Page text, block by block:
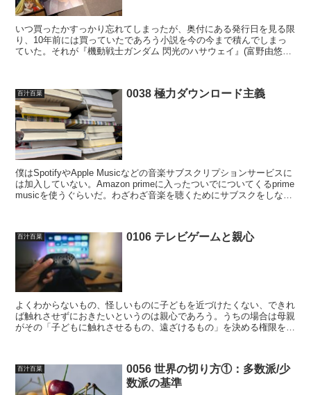
いつ買ったかすっかり忘れてしまったが、奥付にある発行日を見る限
り、10年前には買っていたであろう小説を今の今まで積んでしまっ
ていた。それが『機動戦士ガンダム 閃光のハサウェイ』(富野由悠季
百汁百菜 0038 極力ダウンロード主義
僕はSpotifyやApple Musicなどの音楽サブスクリプションサービスに
は加入していない。Amazon primeに入ったついでについてくるprime
musicを使うぐらいだ。わざわざ音楽を聴くためにサブスクをしな
百汁百菜 0106 テレビゲームと親心
よくわからないもの、怪しいものに子どもを近づけたくない、できれ
ば触れさせずにおきたいというのは親心であろう。うちの場合は母親
がその「子どもに触れさせるもの、遠ざけるもの」を決める権限を握
百汁百菜
0056 世界の切り方①：多数派/少
数派の基準